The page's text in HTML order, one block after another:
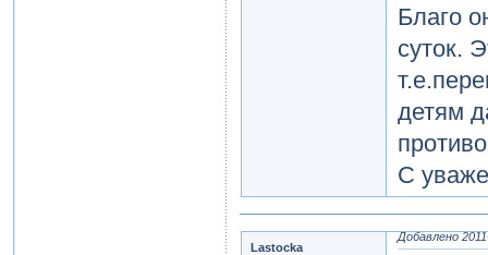
Благо
суток.
детям
С
Lastocka
Добавлено